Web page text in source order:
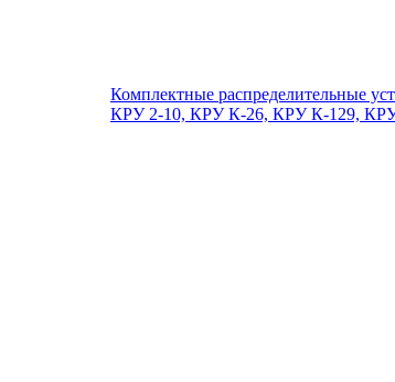
Комплектные распределительные
КРУ 2-10, КРУ К-26, КРУ К-129,